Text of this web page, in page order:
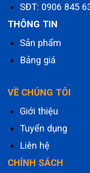
SĐT: 0906 845
THÔNG TIN
Sản phẩm
Bảng giá
VỀ CHÚNG TÔI
Giới thiệu
Tuyển dụng
Liên hệ
CHÍNH SÁCH